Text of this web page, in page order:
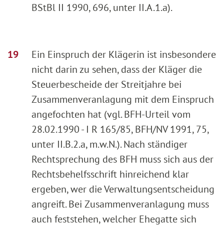
BStBl II 1990, 696, unter II.A.1.a).
Ein Einspruch der Klägerin ist insbesondere
nicht darin zu sehen, dass der Kläger die
Steuerbescheide der Streitjahre bei
Zusammenveranlagung mit dem Einspruch
angefochten hat (vgl. BFH-Urteil vom
28.02.1990 - I R 165/85, BFH/NV 1991, 75,
unter II.B.2.a, m.w.N.). Nach ständiger
Rechtsprechung des BFH muss sich aus der
Rechtsbehelfsschrift hinreichend klar
ergeben, wer die Verwaltungsentscheidung
angreift. Bei Zusammenveranlagung muss
auch feststehen, welcher Ehegatte sich